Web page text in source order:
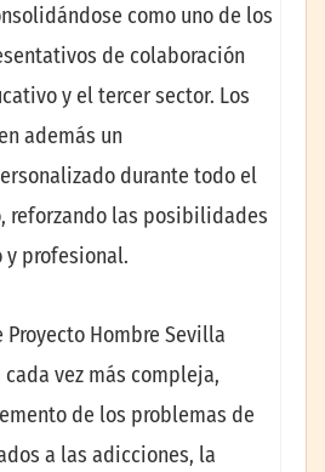
como uno de los
de colaboración
y el tercer sector. Los
además un
durante todo el
reforzando las posibilidades
y profesional.
Proyecto Hombre Sevilla
vez más compleja,
de los problemas de
a las adicciones, la